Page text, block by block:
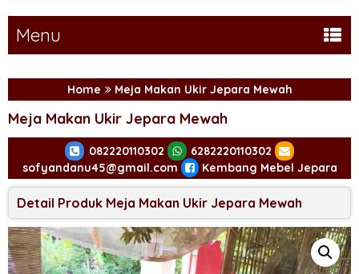
Menu
Home Meja Makan Ukir Jepara Mewah
Meja Makan Ukir Jepara Mewah
082220110302
6282220110302
sofyandanu45@gmail.com
Kembang Mebel Jepara
Detail Produk Meja Makan Ukir Jepara Mewah